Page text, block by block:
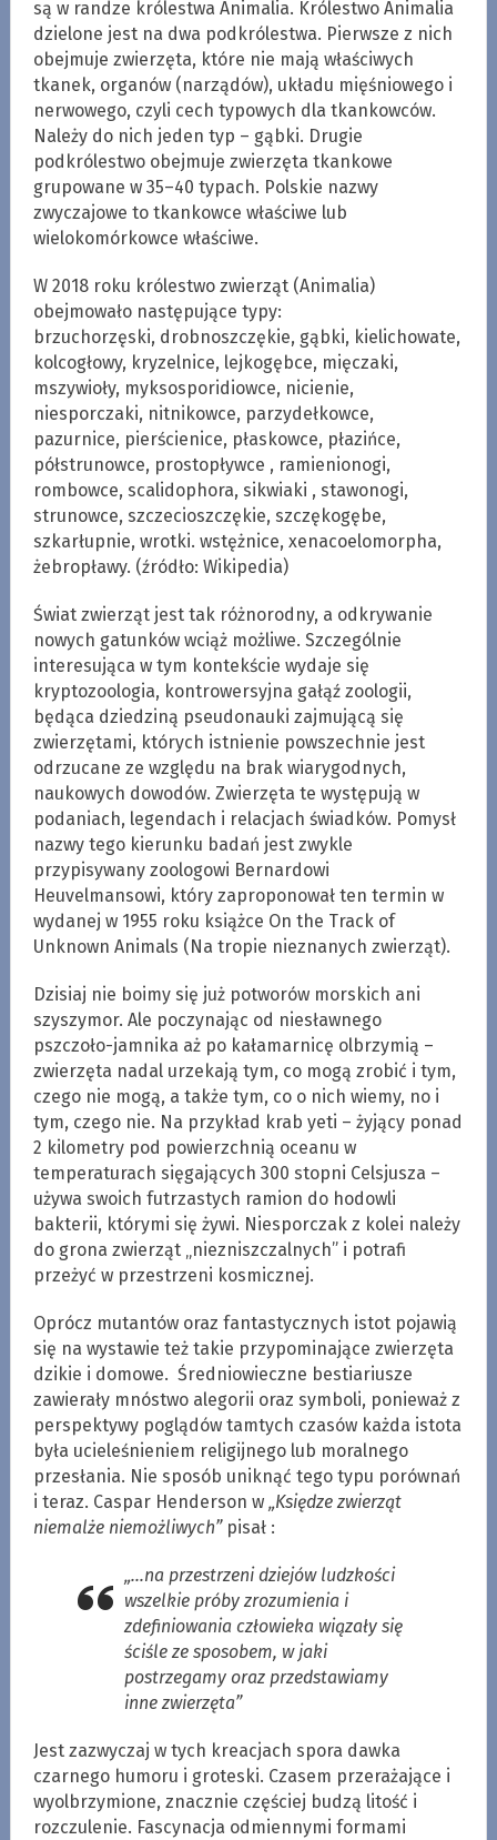
są w randze królestwa Animalia. Królestwo Animalia
dzielone jest na dwa podkrólestwa. Pierwsze z nich
obejmuje zwierzęta, które nie mają właściwych
tkanek, organów (narządów), układu mięśniowego i
nerwowego, czyli cech typowych dla tkankowców.
Należy do nich jeden typ – gąbki. Drugie
podkrólestwo obejmuje zwierzęta tkankowe
grupowane w 35–40 typach. Polskie nazwy
zwyczajowe to tkankowce właściwe lub
wielokomórkowce właściwe.
W 2018 roku królestwo zwierząt (Animalia)
obejmowało następujące typy:
brzuchorzęski, drobnoszczękie, gąbki, kielichowate,
kolcogłowy, kryzelnice, lejkogębce, mięczaki,
mszywioły, myksosporidiowce, nicienie,
niesporczaki, nitnikowce, parzydełkowce,
pazurnice, pierścienice, płaskowce, płazińce,
półstrunowce, prostopływce , ramienionogi,
rombowce, scalidophora, sikwiaki , stawonogi,
strunowce, szczecioszczękie, szczękogębe,
szkarłupnie, wrotki. wstężnice, xenacoelomorpha,
żebropławy. (źródło: Wikipedia)
Świat zwierząt jest tak różnorodny, a odkrywanie
nowych gatunków wciąż możliwe. Szczególnie
interesująca w tym kontekście wydaje się
kryptozoologia, kontrowersyjna gałąź zoologii,
będąca dziedziną pseudonauki zajmującą się
zwierzętami, których istnienie powszechnie jest
odrzucane ze względu na brak wiarygodnych,
naukowych dowodów. Zwierzęta te występują w
podaniach, legendach i relacjach świadków. Pomysł
nazwy tego kierunku badań jest zwykle
przypisywany zoologowi Bernardowi
Heuvelmansowi, który zaproponował ten termin w
wydanej w 1955 roku książce On the Track of
Unknown Animals (Na tropie nieznanych zwierząt).
Dzisiaj nie boimy się już potworów morskich ani
szyszymor. Ale poczynając od niesławnego
pszczoło-jamnika aż po kałamarnicę olbrzymią –
zwierzęta nadal urzekają tym, co mogą zrobić i tym,
czego nie mogą, a także tym, co o nich wiemy, no i
tym, czego nie. Na przykład krab yeti – żyjący ponad
2 kilometry pod powierzchnią oceanu w
temperaturach sięgających 300 stopni Celsjusza –
używa swoich futrzastych ramion do hodowli
bakterii, którymi się żywi. Niesporczak z kolei należy
do grona zwierząt „niezniszczalnych” i potrafi
przeżyć w przestrzeni kosmicznej.
Oprócz mutantów oraz fantastycznych istot pojawią
się na wystawie też takie przypominające zwierzęta
dzikie i domowe. Średniowieczne bestiariusze
zawierały mnóstwo alegorii oraz symboli, ponieważ z
perspektywy poglądów tamtych czasów każda istota
była ucieleśnieniem religijnego lub moralnego
przesłania. Nie sposób uniknąć tego typu porównań
i teraz. Caspar Henderson w „Księdze zwierząt
niemalże niemożliwych”pisał :
„…na przestrzeni dziejów ludzkości
wszelkie próby zrozumienia i
zdefiniowania człowieka wiązały się
ściśle ze sposobem, w jaki
postrzegamy oraz przedstawiamy
inne zwierzęta”
Jest zazwyczaj w tych kreacjach spora dawka
czarnego humoru i groteski. Czasem przerażające i
wyolbrzymione, znacznie częściej budzą litość i
rozczulenie. Fascynacja odmiennymi formami